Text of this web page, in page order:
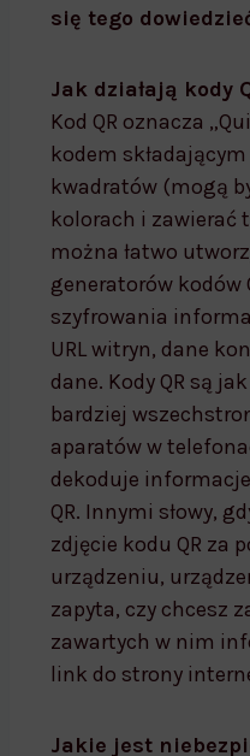
się tego
Jak działają kody
Kod QR oznacza
kodem
kwadratów (mogą
kolorach i zawierać
można łatwo
generatorów kodów
szyfrowania
URL witryn, dane
dane. Kody QR są
bardziej
aparatów w
dekoduje
QR. Innymi słowy,
zdjęcie kodu QR za
urządzeniu,
zapyta, czy chcesz
zawartych w nim
link do strony
Jakie jest